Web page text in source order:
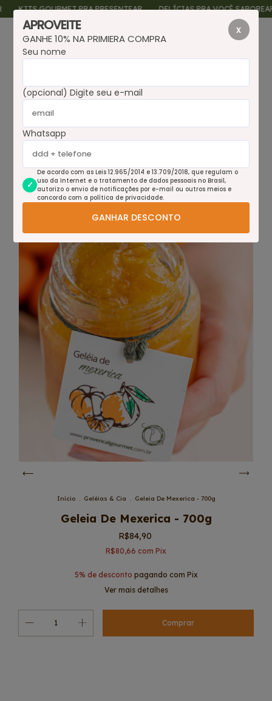
GOURMET PRA PRESENTEAR DELÍCIAS PRA VOCÊ SABOREAR
Início . Geléias & Cia . Geleia De Mexerica - 700g
Geleia De Mexerica - 700g
R$84,90
R$80,66 com Pix
5% de desconto pagando com Pix
Ver mais detalhes
x
APROVEITE
GANHE 10% NA PRIMIERA COMPRA
Seu nome
(opcional) Digite seu e-mail
Whatsapp
De acordo com as Leis 12.965/2014 e 13.709/2018, que regulam o
uso da Internet e o tratamento de dados pessoais no Brasil,
autorizo o envio de notificações por e-mail ou outros meios e
concordo com a política de privacidade.
GANHAR DESCONTO